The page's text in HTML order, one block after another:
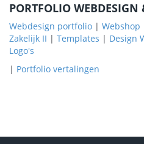
PORTFOLIO WEBDESIGN
Webdesign portfolio | Webshop
Zakelijk II | Templates | Design
Logo's
| Portfolio vertalingen